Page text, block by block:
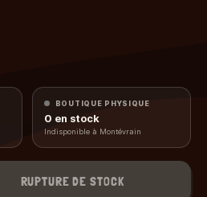
BOUTIQUE PHYSIQUE
0 en stock
Indisponible à Montévrain
RUPTURE DE STOCK